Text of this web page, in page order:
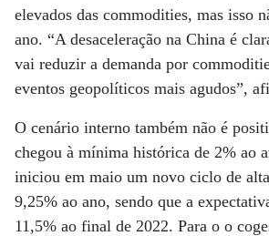
elevados das commodities, mas isso
ano. “A desaceleração na China é
vai reduzir a demanda por
eventos geopolíticos mais agudos”,
O cenário interno também não é
chegou à mínima histórica de 2% ao
iniciou em maio um novo ciclo de
9,25% ao ano, sendo que a
11,5% ao final de 2022. Para o o